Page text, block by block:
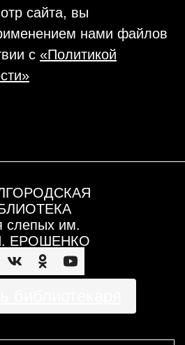
сайта, вы
нами файлов
с «Политикой
слепых им.
ЕРОШЕНКО